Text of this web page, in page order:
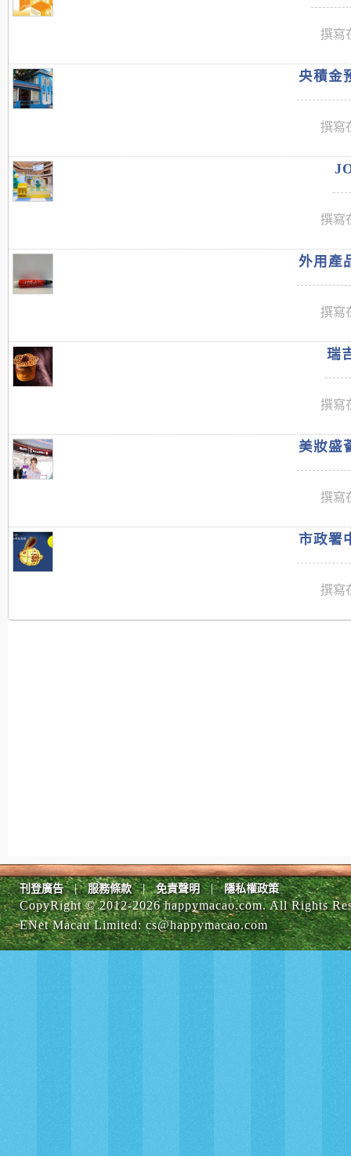
撰寫
央積金
撰寫
撰寫
外用產
撰寫
瑞
撰寫
美妝盛
撰寫
市政署
撰寫
刊登廣告 | 服務條款 | 免責聲明 | 隱私權政策
CopyRight © 2012-2026 happymacao.com. All Rights
ENet Macau Limited:cs@happymacao.com